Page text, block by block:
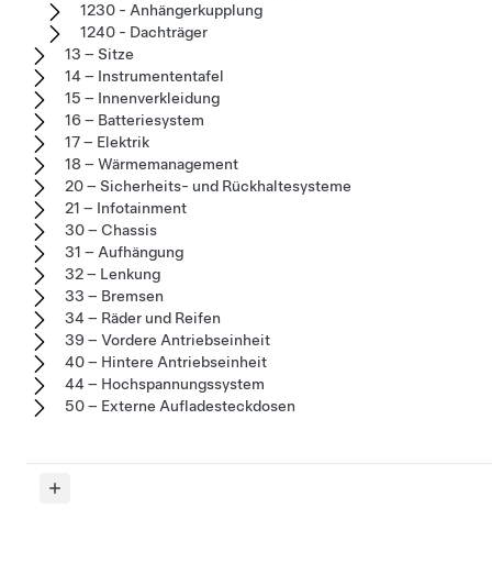
1230 - Anhängerkupplung
1240 - Dachträger
13 – Sitze
14 – Instrumententafel
15 – Innenverkleidung
16 – Batteriesystem
17 – Elektrik
18 – Wärmemanagement
20 – Sicherheits- und Rückhaltesysteme
21 – Infotainment
30 – Chassis
31 – Aufhängung
32 – Lenkung
33 – Bremsen
34 – Räder und Reifen
39 – Vordere Antriebseinheit
40 – Hintere Antriebseinheit
44 – Hochspannungssystem
50 – Externe Aufladesteckdosen